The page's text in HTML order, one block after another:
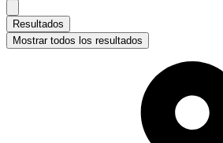
Resultados
Mostrar todos los resultados